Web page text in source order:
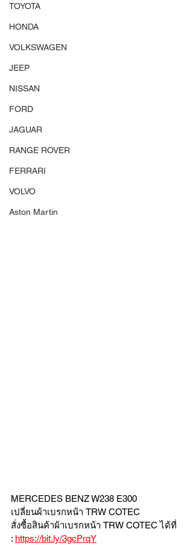
TOYOTA
HONDA
VOLKSWAGEN
JEEP
NISSAN
FORD
JAGUAR
RANGE ROVER
FERRARI
VOLVO
Aston Martin
MERCEDES BENZ W238 E300
เปลี่ยนผ้าเบรกหน้า TRW COTEC
สั่งซื้อสินค้าผ้าเบรกหน้า TRW COTEC ได้ที่
: https://bit.ly/3gcPrqY